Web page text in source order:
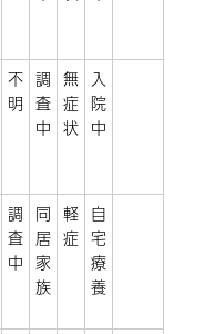
不
明
調
査
中
無
症
状
入
院
中
調
査
中
同
居
家
族
軽
症
自
宅
療
養